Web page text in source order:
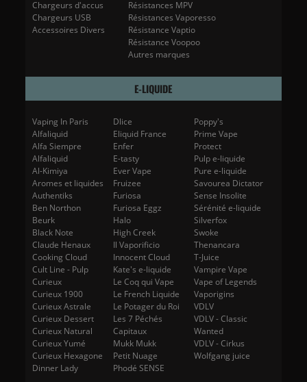
Chargeurs d'accus
Chargeurs USB
Accessoires Divers
Résistances MPV
Résistances Vaporesso
Résistance Vaptio
Résistance Voopoo
Autres marques
E-LIQUIDE
Vaping In Paris
Alfaliquid
Alfa Siempre
Alfaliquid
Al-Kimiya
Aromes et liquides
Authentiks
Ben Northon
Beurk
Black Note
Claude Henaux
Cooking Cloud
Cult Line - Pulp
Curieux
Curieux 1900
Curieux Astrale
Curieux Dessert
Curieux Natural
Curieux Yumé
Curieux Hexagone
Dinner Lady
Dlice
Eliquid France
Enfer
E-tasty
Ever Vape
Fruizee
Furiosa
Furiosa Eggz
Halo
High Creek
Il Vaporificio
Innocent Cloud
Kate's e-liquide
Le Coq qui Vape
Le French Liquide
Le Potager du Roi
Les 7 Péchés
Capitaux
Mukk Mukk
Petit Nuage
Phodé SENSE
Poppy's
Prime Vape
Protect
Pulp e-liquide
Pure e-liquide
Savourea Dictator
Sense Insolite
Sérénité e-liquide
Silverfox
Swoke
Thenancara
T-Juice
Vampire Vape
Vape of Legends
Vaporigins
VDLV
VDLV - Classic
Wanted
VDLV - Cirkus
Wolfgang juice